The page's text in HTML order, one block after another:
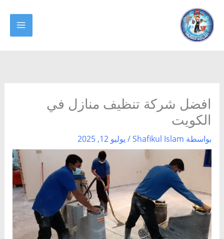
افضل شركة تنظيف منازل في
الكويت
بواسطةShafikul Islam
/يوليو 12, 2025